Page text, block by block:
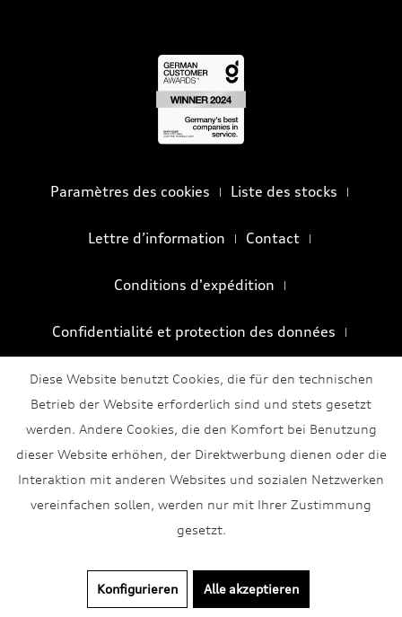
Paramètres des cookies Liste des stocks
Lettre d’information Contact
Conditions d'expédition
Confidentialité et protection des données
Conditions générales Mentions légales
Diese Website benutzt Cookies, die für den technischen
Betrieb der Website erforderlich sind und stets gesetzt
werden. Andere Cookies, die den Komfort bei Benutzung
dieser Website erhöhen, der Direktwerbung dienen oder die
Interaktion mit anderen Websites und sozialen Netzwerken
vereinfachen sollen, werden nur mit Ihrer Zustimmung
gesetzt.
Konfigurieren Alle akzeptieren